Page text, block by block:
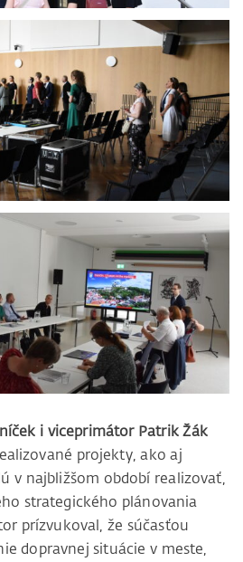
i viceprimátor Patrik Žák
projekty, ako aj
v najbližšom období realizovať,
strategického plánovania
prízvukoval, že súčasťou
dopravnej situácie v meste,